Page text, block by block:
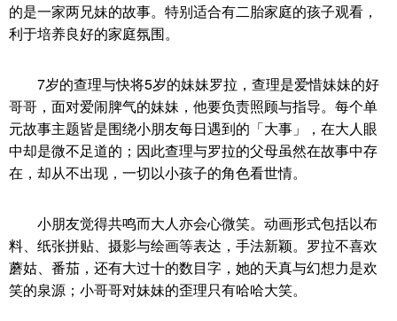
的是一家两兄妹的故事。特别适合有二胎家庭的孩子观看，
利于培养良好的家庭氛围。
7岁的查理与快将5岁的妹妹罗拉，查理是爱惜妹妹的好
哥哥，面对爱闹脾气的妹妹，他要负责照顾与指导。每个单
元故事主题皆是围绕小朋友每日遇到的「大事」，在大人眼
中却是微不足道的；因此查理与罗拉的父母虽然在故事中存
在，却从不出现，一切以小孩子的角色看世情。
小朋友觉得共鸣而大人亦会心微笑。动画形式包括以布
料、纸张拼贴、摄影与绘画等表达，手法新颖。罗拉不喜欢
蘑姑、番茄，还有大过十的数目字，她的天真与幻想力是欢
笑的泉源；小哥哥对妹妹的歪理只有哈哈大笑。